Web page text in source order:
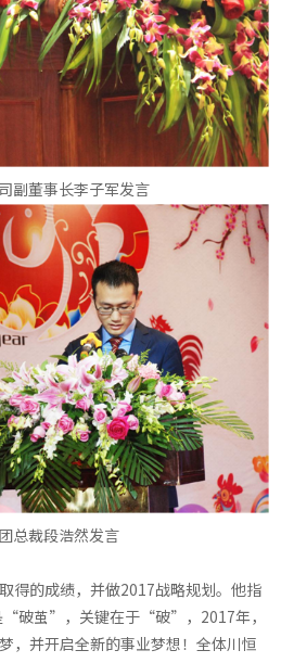
副董事长李子军发言
总裁段浩然发言
得的成绩，并做2017战略规划。他指
“破茧”，关键在于“破”，2017年，
，并开启全新的事业梦想！全体川恒